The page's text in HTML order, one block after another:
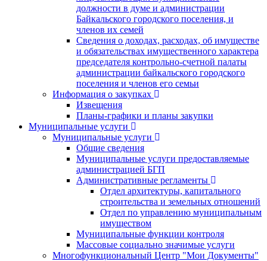
должности в думе и администрации
Байкальского городского поселения, и
членов их семей
Сведения о доходах, расходах, об имуществе
и обязательствах имущественного характера
председателя контрольно-счетной палаты
администрации байкальского городского
поселения и членов его семьи
Информация о закупках
Извещения
Планы-графики и планы закупки
Муниципальные услуги
Муниципальные услуги
Общие сведения
Муниципальные услуги предоставляемые
администрацией БГП
Административные регламенты
Отдел архитектуры, капитального
строительства и земельных отношений
Отдел по управлению муниципальным
имуществом
Муниципальные функции контроля
Массовые социально значимые услуги
Многофункциональный Центр "Мои Документы"